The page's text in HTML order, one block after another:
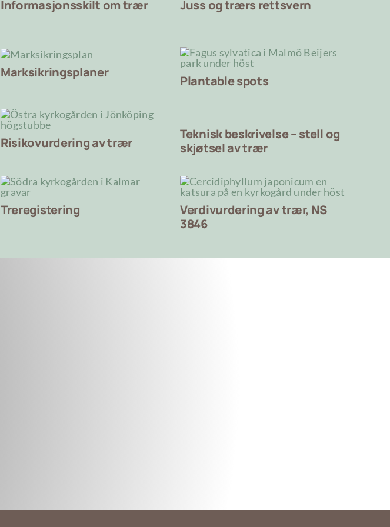
Informasjonsskilt om trær Juss og trærs rettsvern
Marksikringsplaner
Plantable spots
Risikovurdering av trær
Teknisk beskrivelse – stell og
skjøtsel av trær
Treregistering
Verdivurdering av trær, NS
3846